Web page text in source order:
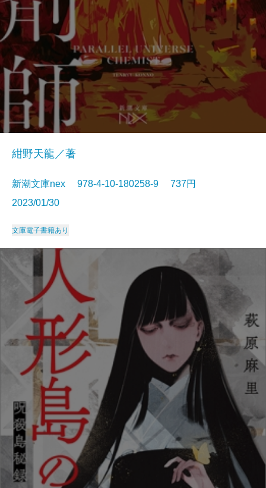
紺野天龍／著
新潮文庫nex 978-4-10-180258-9 737円
2023/01/30
文庫電子書籍あり